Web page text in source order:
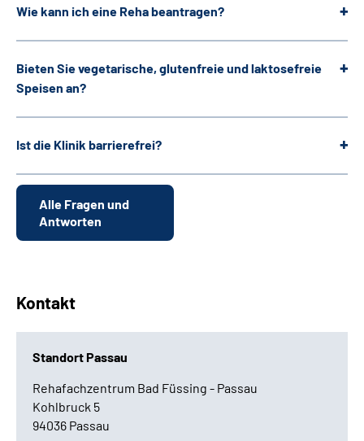
Wie kann ich eine Reha beantragen?
Bieten Sie vegetarische, glutenfreie und laktosefreie
Speisen an?
Ist die Klinik barrierefrei?
Alle Fragen und
Antworten
Kontakt
Standort Passau
Rehafachzentrum Bad Füssing - Passau
Kohlbruck 5
94036 Passau